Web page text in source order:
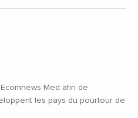
Med afin de
les pays du pourtour de